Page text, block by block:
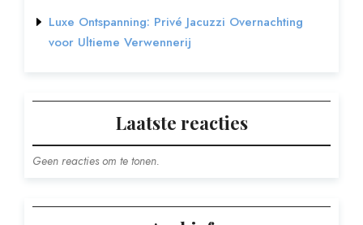
Luxe Ontspanning: Privé Jacuzzi Overnachting
voor Ultieme Verwennerij
Laatste reacties
Geen reacties om te tonen.